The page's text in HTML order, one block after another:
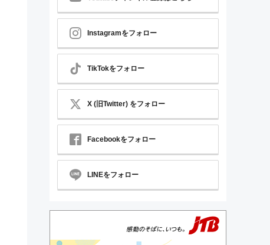
Instagramをフォロー
TikTokをフォロー
X (旧Twitter) をフォロー
Facebookをフォロー
LINEをフォロー